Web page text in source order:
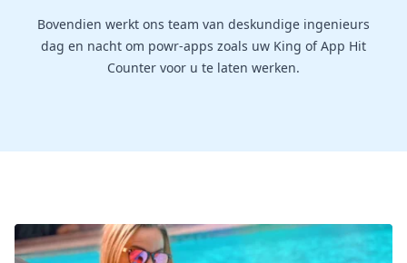
Bovendien werkt ons team van deskundige ingenieurs
dag en nacht om powr-apps zoals uw King of App Hit
Counter voor u te laten werken.